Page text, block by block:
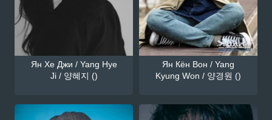
Ян Хе Джи / Yang Hye
Ji / 양혜지 ()
Ян Кён Вон / Yang
Kyung Won / 양경원 ()